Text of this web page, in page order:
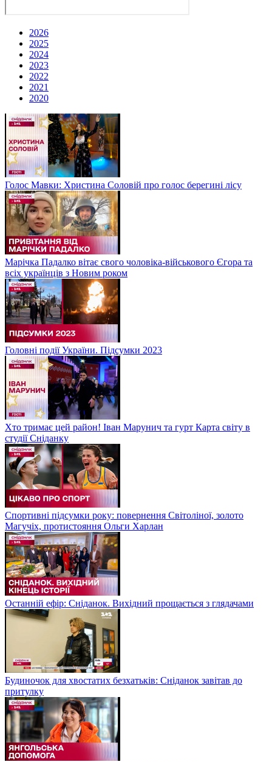
2026
2025
2024
2023
2022
2021
2020
Голос Мавки: Христина Соловій про голос берегині лісу
Марічка Падалко вітає свого чоловіка-військового Єгора та
всіх українців з Новим роком
Головні події України. Підсумки 2023
Хто тримає цей район! Іван Марунич та гурт Карта світу в
студії Сніданку
Спортивні підсумки року: повернення Світоліної, золото
Магучіх, протистояння Ольги Харлан
Останній ефір: Сніданок. Вихідний прощається з глядачами
Будиночок для хвостатих безхатьків: Сніданок завітав до
притулку